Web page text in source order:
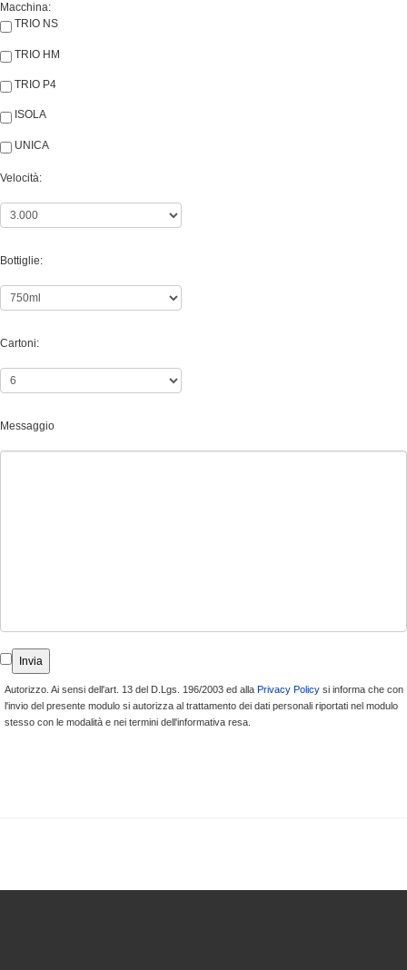
Macchina:
TRIO NS
TRIO HM
TRIO P4
ISOLA
UNICA
Velocità:
Bottiglie:
Cartoni:
Messaggio
Autorizzo. Ai sensi dell'art. 13 del D.Lgs. 196/2003 ed alla Privacy Policy si informa che con
l'invio del presente modulo si autorizza al trattamento dei dati personali riportati nel modulo
stesso con le modalità e nei termini dell'informativa resa.